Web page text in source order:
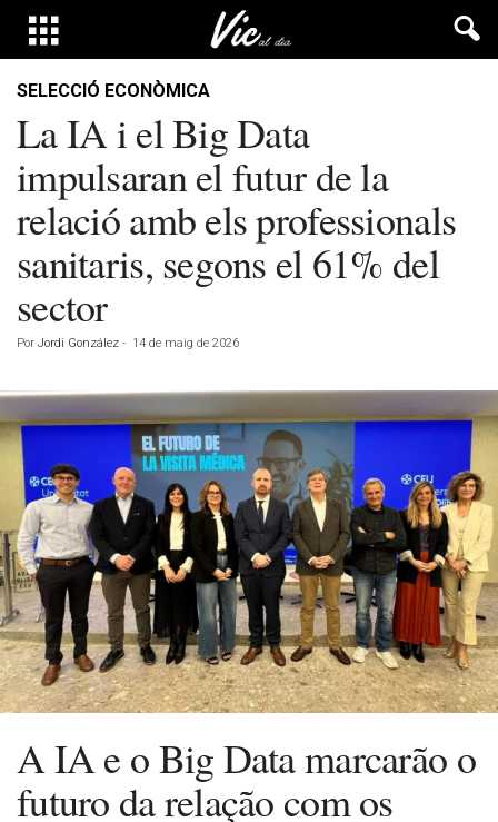
SELECCIÓ ECONÒMICA
La IA i el Big Data
impulsaran el futur de la
relació amb els professionals
sanitaris, segons el 61% del
sector
Por Jordi González - 14 de maig de 2026
A IA e o Big Data marcarão o
futuro da relação com os